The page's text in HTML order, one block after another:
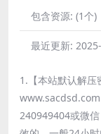
包含资源: (1个)
最近更新:
1.【本站默认解
www.sacdsd.com
240949404或微